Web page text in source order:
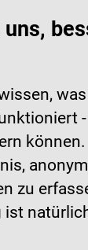
zu
ist